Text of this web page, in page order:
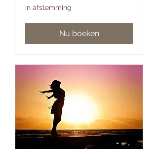
in
afstemming
in afstemming
Nu boeken